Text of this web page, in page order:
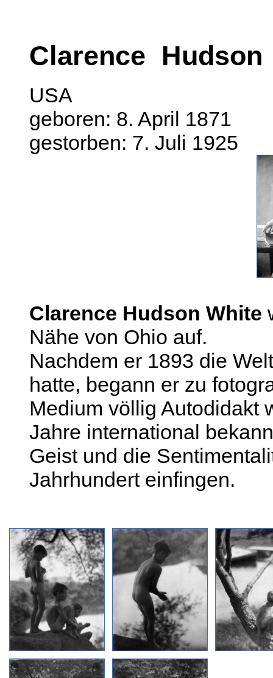
Clarence
USA
geboren: 8. April 1871
gestorben: 7. Juli 1925
Clarence Hudson White
Nähe von Ohio auf.
Nachdem er 1893 die
hatte, begann er zu
Medium völlig Autodidakt
Jahre international
Geist und die
Jahrhundert einfingen.